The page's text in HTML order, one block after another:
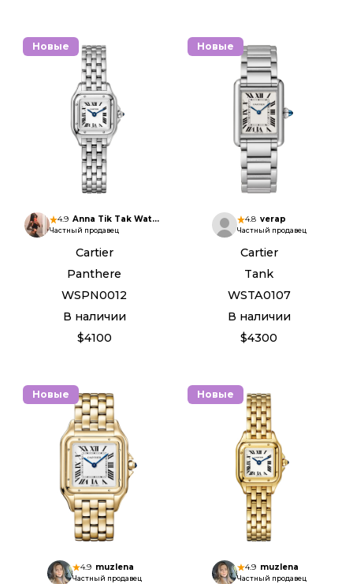
Новые
4.9 Anna Tik Tak Watches
Частный продавец
Cartier
Panthere
WSPN0012
В наличии
$4100
Новые
4.8 verap
Частный продавец
Cartier
Tank
WSTA0107
В наличии
$4300
Новые
4.9 muzlena
Частный продавец
Новые
4.9 muzlena
Частный продавец